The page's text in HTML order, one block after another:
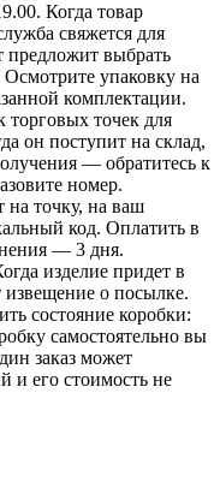
Когда товар
свяжется для
предложит выбрать
упаковку на
комплектации.
точек для
он поступит на склад,
— обратитесь к
номер.
на точку, на ваш
код. Оплатить в
— 3 дня.
изделие придет в
извещение о посылке.
состояние коробки:
самостоятельно вы
заказ может
и его стоимость не